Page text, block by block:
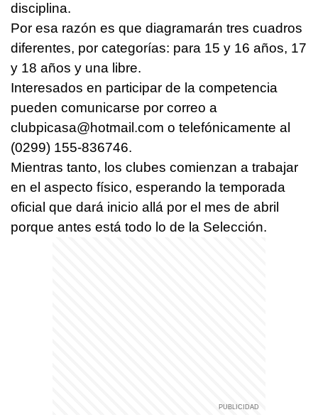
disciplina.
Por esa razón es que diagramarán tres cuadros
diferentes, por categorías: para 15 y 16 años, 17
y 18 años y una libre.
Interesados en participar de la competencia
pueden comunicarse por correo a
clubpicasa@hotmail.com o telefónicamente al
(0299) 155-836746.
Mientras tanto, los clubes comienzan a trabajar
en el aspecto físico, esperando la temporada
oficial que dará inicio allá por el mes de abril
porque antes está todo lo de la Selección.